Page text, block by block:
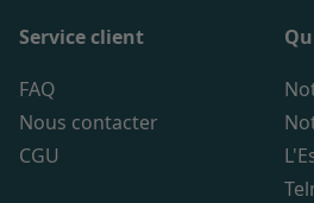
Service client
FAQ
Nous contacter
CGU